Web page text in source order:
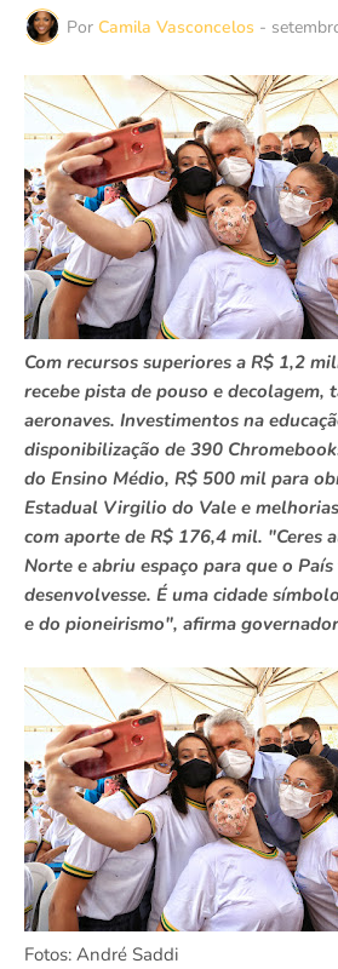
Por Camila Vasconcelos -
Com recursos superiores a R$ 1,2
recebe pista de pouso e decolagem,
aeronaves. Investimentos na
disponibilização de 390
do Ensino Médio, R$ 500 mil para
Estadual Virgilio do Vale e
com aporte de R$ 176,4 mil. "Ceres
Norte e abriu espaço para que o
desenvolvesse. É uma cidade
e do pioneirismo", afirma governador
Fotos: André Saddi